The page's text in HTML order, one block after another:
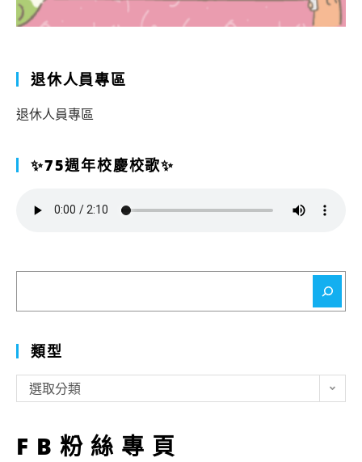
退休人員專區
退休人員專區
✨75週年校慶校歌✨
類型
型
選取分類
FB粉絲專頁